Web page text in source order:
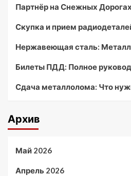
Партнёр на Снежных Дорогах
Скупка и прием
Нержавеющая сталь:
Билеты ПДД: Полное
Сдача металлолома: Что
Архив
Май 2026
Апрель 2026